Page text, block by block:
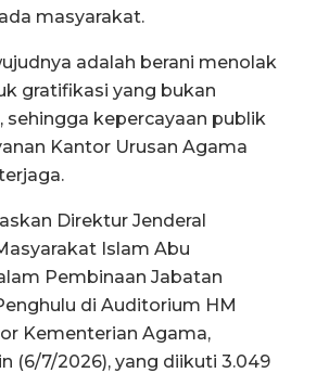
masyarakat.
adalah berani menolak
gratifikasi yang bukan
sehingga kepercayaan publik
Kantor Urusan Agama
Direktur Jenderal
Islam Abu
Pembinaan Jabatan
di Auditorium HM
Kementerian Agama,
(6/7/2026), yang diikuti 3.049